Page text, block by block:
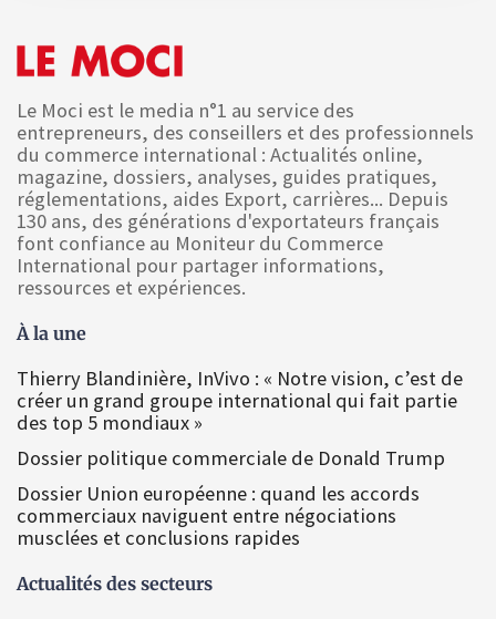
Le Moci est le media n°1 au service des
entrepreneurs, des conseillers et des professionnels
du commerce international : Actualités online,
magazine, dossiers, analyses, guides pratiques,
réglementations, aides Export, carrières... Depuis
130 ans, des générations d'exportateurs français
font confiance au Moniteur du Commerce
International pour partager informations,
ressources et expériences.
À la une
Thierry Blandinière, InVivo : « Notre vision, c’est de
créer un grand groupe international qui fait partie
des top 5 mondiaux »
Dossier politique commerciale de Donald Trump
Dossier Union européenne : quand les accords
commerciaux naviguent entre négociations
musclées et conclusions rapides
Actualités des secteurs